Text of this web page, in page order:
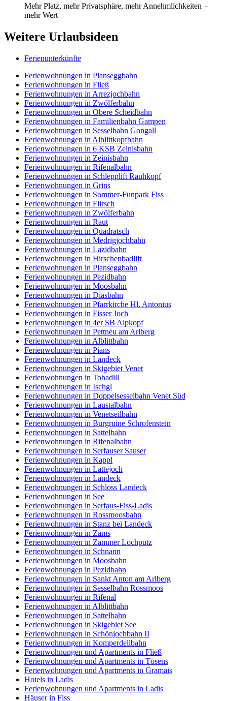
Mehr Platz, mehr Privatsphäre, mehr Annehmlichkeiten –
mehr Wert
Weitere Urlaubsideen
Ferienunterkünfte
Ferienwohnungen in Planseggbahn
Ferienwohnungen in Fließ
Ferienwohnungen in Arrezjochbahn
Ferienwohnungen in Zwölferbahn
Ferienwohnungen in Obere Scheidbahn
Ferienwohnungen in Familienbahn Gampen
Ferienwohnungen in Sesselbahn Gongall
Ferienwohnungen in Alblittkopfbahn
Ferienwohnungen in 6 KSB Zeinisbahn
Ferienwohnungen in Zeinisbahn
Ferienwohnungen in Rifenalbahn
Ferienwohnungen in Schlepplift Rauhkopf
Ferienwohnungen in Grins
Ferienwohnungen in Sommer-Funpark Fiss
Ferienwohnungen in Flirsch
Ferienwohnungen in Zwölferbahn
Ferienwohnungen in Raut
Ferienwohnungen in Quadratsch
Ferienwohnungen in Medrigjochbahn
Ferienwohnungen in Lazidbahn
Ferienwohnungen in Hirschenbadlift
Ferienwohnungen in Planseggbahn
Ferienwohnungen in Pezidbahn
Ferienwohnungen in Moosbahn
Ferienwohnungen in Diasbahn
Ferienwohnungen in Pfarrkirche Hl. Antonius
Ferienwohnungen in Fisser Joch
Ferienwohnungen in 4er SB Alpkopf
Ferienwohnungen in Pettneu am Arlberg
Ferienwohnungen in Alblittbahn
Ferienwohnungen in Pians
Ferienwohnungen in Landeck
Ferienwohnungen in Skigebiet Venet
Ferienwohnungen in Tobadill
Ferienwohnungen in Ischgl
Ferienwohnungen in Doppelsesselbahn Venet Süd
Ferienwohnungen in Laustalbahn
Ferienwohnungen in Venetseilbahn
Ferienwohnungen in Burgruine Schrofenstein
Ferienwohnungen in Sattelbahn
Ferienwohnungen in Rifenalbahn
Ferienwohnungen in Serfauser Sauser
Ferienwohnungen in Kappl
Ferienwohnungen in Lattejoch
Ferienwohnungen in Landeck
Ferienwohnungen in Schloss Landeck
Ferienwohnungen in See
Ferienwohnungen in Serfaus-Fiss-Ladis
Ferienwohnungen in Rossmoosbahn
Ferienwohnungen in Stanz bei Landeck
Ferienwohnungen in Zams
Ferienwohnungen in Zammer Lochputz
Ferienwohnungen in Schnann
Ferienwohnungen in Moosbahn
Ferienwohnungen in Pezidbahn
Ferienwohnungen in Sankt Anton am Arlberg
Ferienwohnungen in Sesselbahn Rossmoos
Ferienwohnungen in Rifenal
Ferienwohnungen in Alblittbahn
Ferienwohnungen in Sattelbahn
Ferienwohnungen in Skigebiet See
Ferienwohnungen in Schönjochbahn II
Ferienwohnungen in Komperdellbahn
Ferienwohnungen und Apartments in Fließ
Ferienwohnungen und Apartments in Tösens
Ferienwohnungen und Apartments in Gramais
Hotels in Ladis
Ferienwohnungen und Apartments in Ladis
Häuser in Fiss